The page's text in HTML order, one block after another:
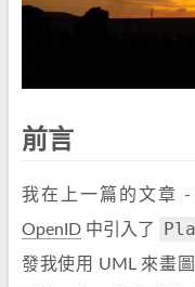
前言
我在上一篇的文章 -
OpenID 中引入了
發我使用 UML 來畫